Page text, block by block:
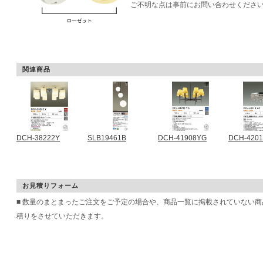
ご不明な点は事前にお問い合わせくださ
関連商品
DCH-38222Y SLB19461B DCH-41908YG DCH-
お見積りフォーム
■ 数量のまとまったご注文をご予定の場合や、商品一覧に掲載されていない
積りをさせていただきます。